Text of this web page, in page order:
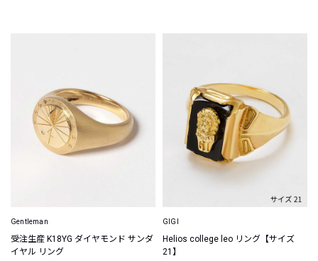
Gentleman
受注生産 K18YG ダイヤモンド サンダ
イヤル リング
GIGI
Helios college leo リング【サイズ
21】